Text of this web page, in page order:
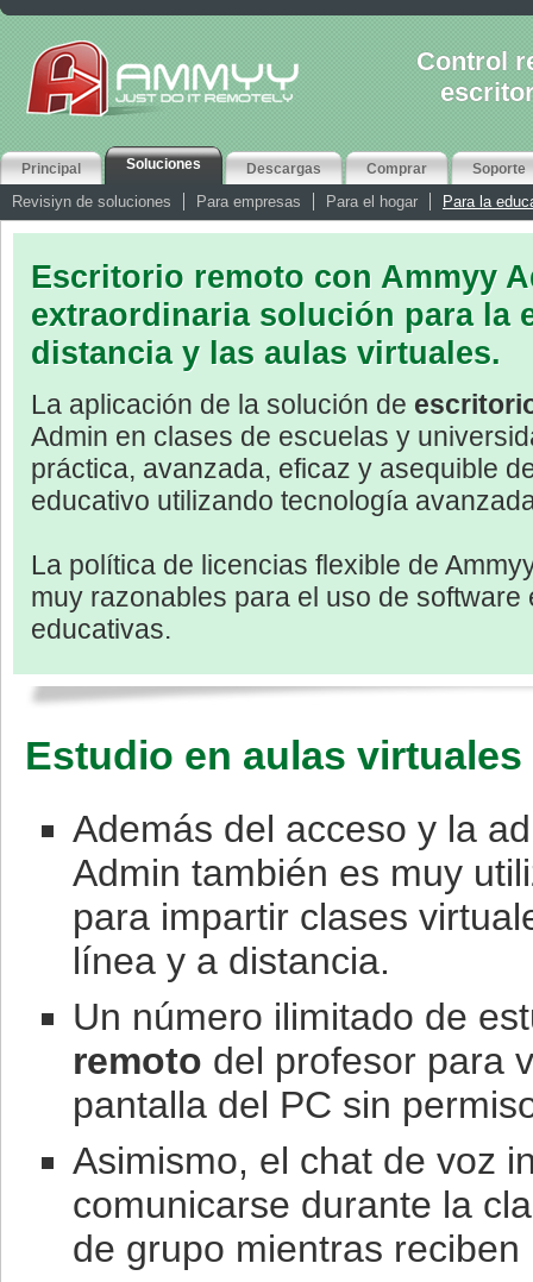
Control
Principal Soluciones Descargas Comprar Soporte
Revisiуn de soluciones Para empresas Para el hogar Para la
Escritorio remoto con Ammyy
extraordinaria solución para la
distancia y las aulas virtuales.
La aplicación de la solución de
Admin en clases de escuelas y
práctica, avanzada, eficaz y asequible
educativo utilizando tecnología
La política de licencias flexible de
muy razonables para el uso de software
educativas.
Estudio en aulas virtuales
Además del acceso y la
Admin también es muy
para impartir clases
línea y a distancia.
Un número ilimitado de
remoto del profesor para
pantalla del PC sin
Asimismo, el chat de voz
comunicarse durante la
de grupo mientras